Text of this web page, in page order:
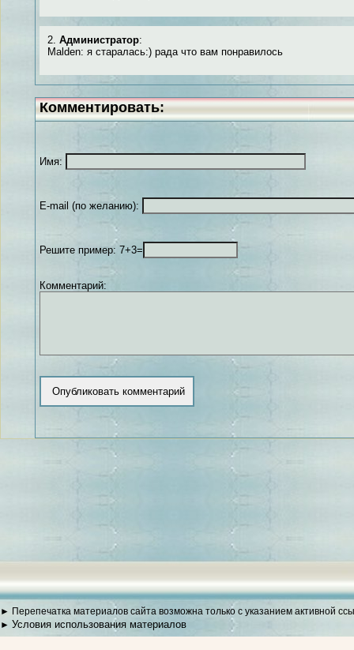
2. Администратор:
Malden: я старалась:) рада что вам понравилось
Комментировать:
Имя:
E-mail (по желанию):
Решите пример: 7+3=
Комментарий:
► Перепечатка материалов сайта возможна только с указанием активной
► Условия использования материалов